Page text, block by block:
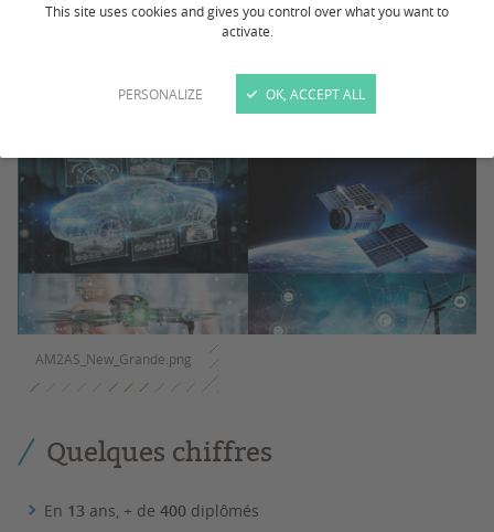
This site uses cookies and gives you control over what you want to
activate.
PERSONALIZE OK, ACCEPT ALL
décline en parcours Professionnel ou Recherche.
AM2AS_New_Grande.png
Quelques chiffres
En 13 ans, + de 400 diplômés